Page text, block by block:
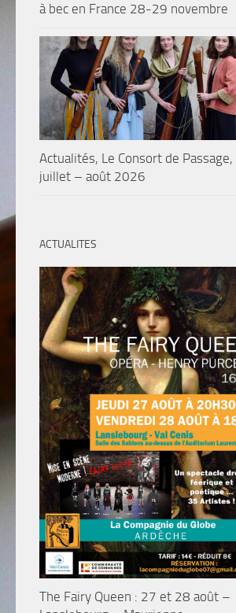
à bec en France 28-29 novembre
Actualités, Le Consort de Passage,
juillet – août 2026
ACTUALITES
The Fairy Queen : 27 et 28 août –